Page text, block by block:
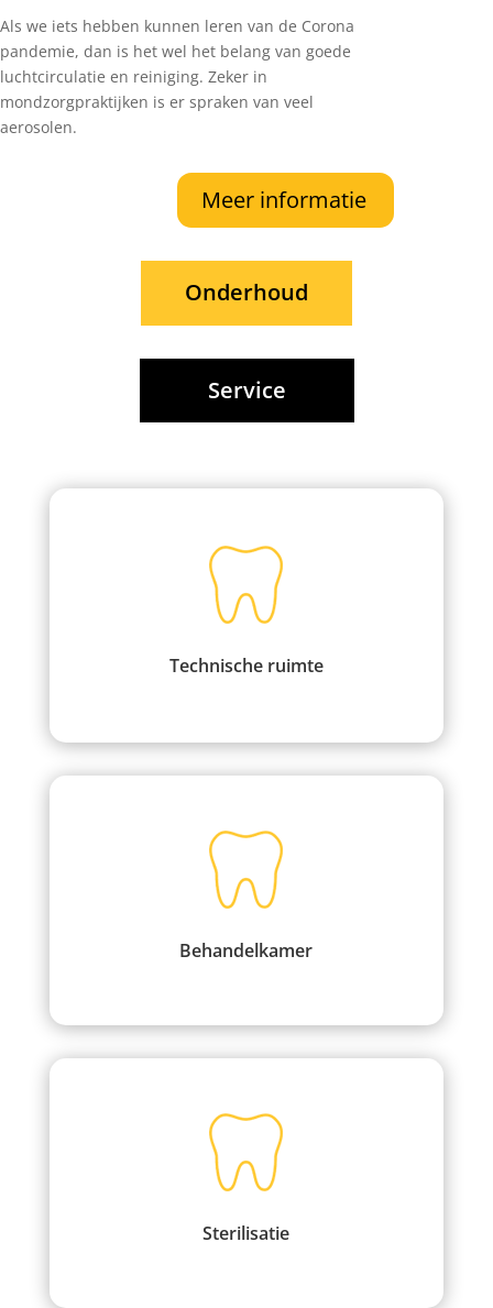
Als we iets hebben kunnen leren van de Corona
pandemie, dan is het wel het belang van goede
luchtcirculatie en reiniging. Zeker in
mondzorgpraktijken is er spraken van veel
aerosolen.
Meer informatie
Onderhoud
Service
Technische ruimte
Behandelkamer
Sterilisatie